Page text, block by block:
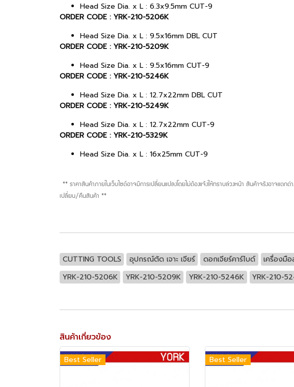
Head Size Dia. x L : 6.3x9.5mm CUT-9
ORDER CODE : YRK-210-5206K
Head Size Dia. x L : 9.5x16mm DBL CUT
ORDER CODE : YRK-210-5209K
Head Size Dia. x L : 9.5x16mm CUT-9
ORDER CODE : YRK-210-5246K
Head Size Dia. x L : 12.7x22mm DBL CUT
ORDER CODE : YRK-210-5249K
Head Size Dia. x L : 12.7x22mm CUT-9
ORDER CODE : YRK-210-5329K
Head Size Dia. x L : 16x25mm CUT-9
** ราคาสินค้าภายในเว็บไซต์อาจมีการเปลี่ยนแปลงโดยไม่ต้องแจ้งให้ทราบล่วงหน้า สินค้าจริงอาจแต
เปลี่ยน/คืนสินค้า **
CUTTING TOOLS อุปกรณ์ตัด เจาะ เจียร์ ดอกเจียร์คาร์ไบด์ เครื่องมื
YRK-210-5206K
YRK-210-5209K YRK-210-5246K YRK-210-
สินค้าเกี่ยวข้อง
Best Seller Best Seller